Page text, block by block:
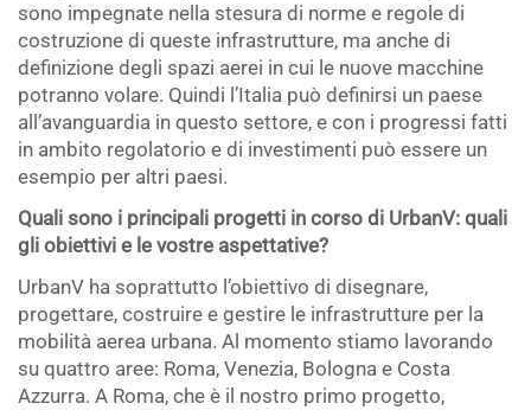
sono impegnate nella stesura di norme e regole di
costruzione di queste infrastrutture, ma anche di
definizione degli spazi aerei in cui le nuove macchine
potranno volare. Quindi l’Italia può definirsi un paese
all’avanguardia in questo settore, e con i progressi fatti
in ambito regolatorio e di investimenti può essere un
esempio per altri paesi.
Quali sono i principali progetti in corso di UrbanV: quali
gli obiettivi e le vostre aspettative?
UrbanV ha soprattutto l’obiettivo di disegnare,
progettare, costruire e gestire le infrastrutture per la
mobilità aerea urbana. Al momento stiamo lavorando
su quattro aree: Roma, Venezia, Bologna e Costa
Azzurra. A Roma, che è il nostro primo progetto,